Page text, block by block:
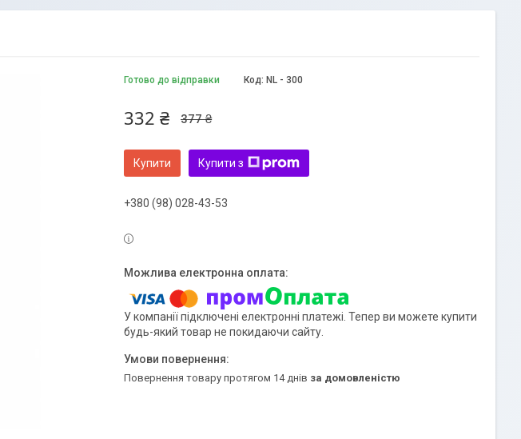
Готово до відправки Код: NL - 300
377 ₴
332 ₴
Купити Купити з
+380 (98) 028-43-53
У компанії підключені електронні платежі. Тепер ви можете купити
будь-який товар не покидаючи сайту.
повернення товару протягом 14 днів за домовленістю